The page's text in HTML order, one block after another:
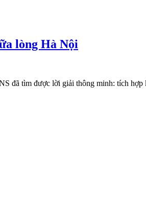
lòng Hà Nội
đã tìm được lời giải thông minh: tích